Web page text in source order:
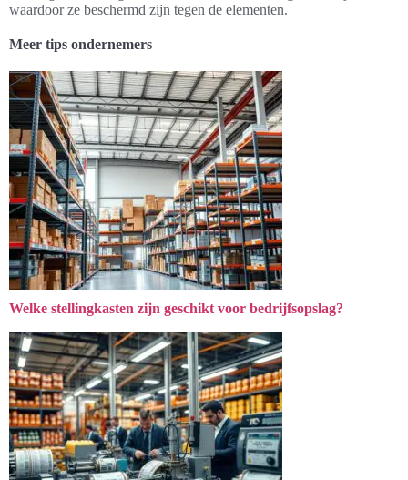
waardoor ze beschermd zijn tegen de elementen.
Meer tips ondernemers
Welke stellingkasten zijn geschikt voor bedrijfsopslag?